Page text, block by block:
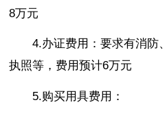
8万元
4.办证费用：要求有消防
执照等，费用预计6万元
5.购买用具费用：